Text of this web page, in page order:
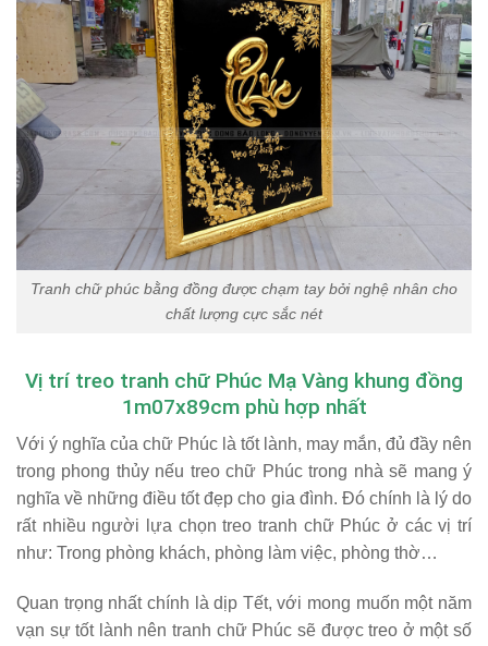
Tranh chữ phúc bằng đồng được chạm tay bởi nghệ nhân cho
chất lượng cực sắc nét
Vị trí treo tranh chữ Phúc Mạ Vàng khung đồng
1m07x89cm phù hợp nhất
Với ý nghĩa của chữ Phúc là tốt lành, may mắn, đủ đầy nên
trong phong thủy nếu treo chữ Phúc trong nhà sẽ mang ý
nghĩa về những điều tốt đẹp cho gia đình. Đó chính là lý do
rất nhiều người lựa chọn treo tranh chữ Phúc ở các vị trí
như: Trong phòng khách, phòng làm việc, phòng thờ…
Quan trọng nhất chính là dịp Tết, với mong muốn một năm
vạn sự tốt lành nên tranh chữ Phúc sẽ được treo ở một số